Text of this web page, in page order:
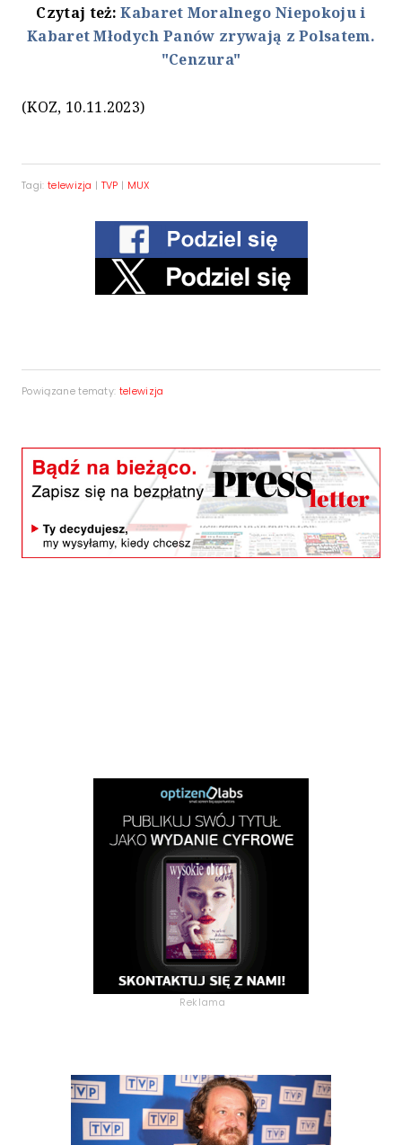
Czytaj też:Kabaret Moralnego Niepokoju i
Kabaret Młodych Panów zrywają z Polsatem.
"Cenzura"
(KOZ, 10.11.2023)
Tagi: telewizja | TVP | MUX
Powiązane tematy: telewizja
Reklama